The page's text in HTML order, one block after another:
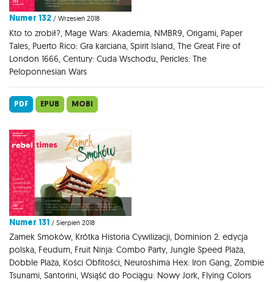
Numer 132 / Wrzesień 2018
Kto to zrobił?, Mage Wars: Akademia, NMBR9, Origami, Paper
Tales, Puerto Rico: Gra karciana, Spirit Island, The Great Fire of
London 1666, Century: Cuda Wschodu, Pericles: The
Peloponnesian Wars
PDF EPUB MOBI
Numer 131 / Sierpień 2018
Zamek Smoków, Krótka Historia Cywilizacji, Dominion 2. edycja
polska, Feudum, Fruit Ninja: Combo Party, Jungle Speed Plaża,
Dobble Plaża, Kości Obfitości, Neuroshima Hex: Iron Gang, Zombie
Tsunami, Santorini, Wsiąść do Pociągu: Nowy Jork, Flying Colors